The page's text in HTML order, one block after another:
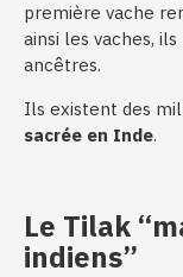
première vache
ainsi les vaches,
ancêtres.
Ils existent des
sacrée en Inde.
Le Tilak
indiens”